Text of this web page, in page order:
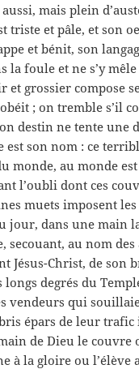
mais plein
triste et pâle, et son
et bénit, son
la foule et ne s’y mêle
et grossier compose
; on tremble s’il
destin ne tente une
est son nom : ce
monde, au monde
l’oubli dont ces
muets imposent les
jour, dans une main
secouant, au nom
Jésus-Christ, de son
longs degrés du
vendeurs qui
épars de leur
de Dieu le couvre
à la gloire ou l’élève